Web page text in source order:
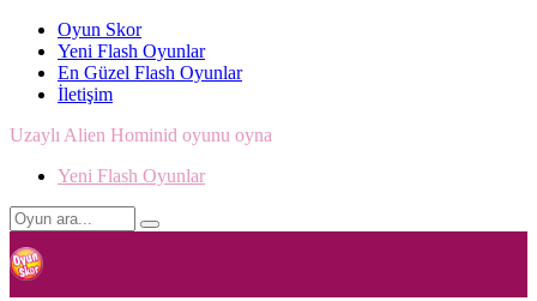
Oyun Skor
Yeni Flash Oyunlar
En Güzel Flash Oyunlar
İletişim
Uzaylı Alien Hominid oyunu oyna
Yeni Flash Oyunlar